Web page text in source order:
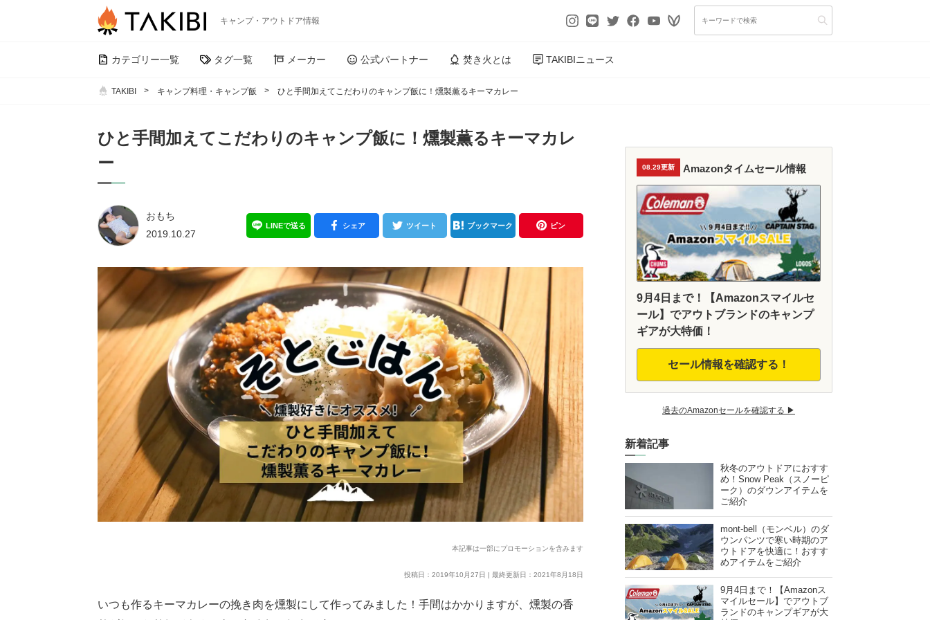
キャンプ・アウトドア情報
カテゴリー一覧 タグ一覧 メーカー 公式パートナー 焚き火とは TAKIBIニュース
TAKIBI キャンプ料理・キャンプ飯 ひと手間加えてこだわりのキャンプ飯に！燻製薫るキーマカレー
ひと手間加えてこだわりのキャンプ飯に！燻製薫るキーマカレ
ー
おもち
2019.10.27
LINEで送る シェア ツイート ブックマーク ピン
本記事は一部にプロモーションを含みます
投稿日：2019年10月27日 | 最終更新日：2021年8月18日
いつも作るキーマカレーの挽き肉を燻製にして作ってみました！手間はかかりますが、燻製の香
08.29更新 Amazonタイムセール情報
9月4日まで！【Amazonスマイルセ
ール】でアウトブランドのキャンプ
ギアが大特価！
セール情報を確認する！
過去のAmazonセールを確認する ▶︎
新着記事
秋冬のアウトドアにおすす
め！Snow Peak（スノーピ
ーク）のダウンアイテムを
ご紹介
mont-bell（モンベル）のダ
ウンパンツで寒い時期のア
ウトドアを快適に！おすす
めアイテムをご紹介
9月4日まで！【Amazonス
マイルセール】でアウトブ
ランドのキャンプギアが大